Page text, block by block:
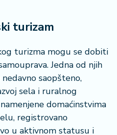
turizam
turizma mogu se dobiti
Jedna od njih
saopšteno,
sela i ruralnog
domaćinstvima
registrovano
u aktivnom statusu i